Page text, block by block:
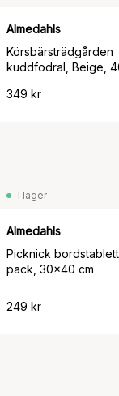
Almedahls
Körsbärsträdgården
kuddfodral, Beige,
349 kr
I lager
Almedahls
Picknick
pack, 30x40 cm
249 kr